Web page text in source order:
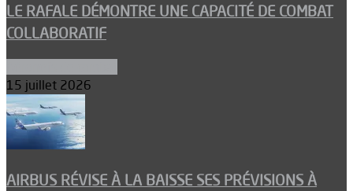
LE RAFALE DÉMONTRE UNE CAPACITÉ DE COMBAT
COLLABORATIF
15 juillet 2026
AIRBUS RÉVISE À LA BAISSE SES PRÉVISIONS À